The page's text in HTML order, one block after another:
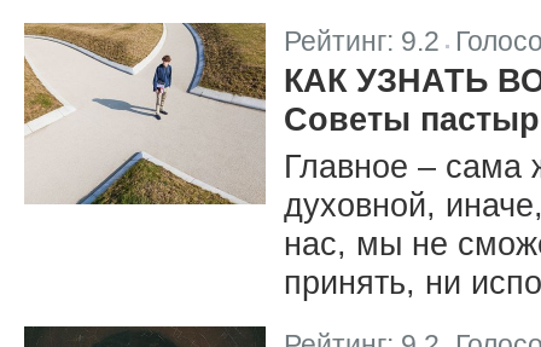
Рейтинг: 9.2
КАК УЗНАТЬ
Советы
Главное – сама
духовной,
нас, мы не
принять, ни